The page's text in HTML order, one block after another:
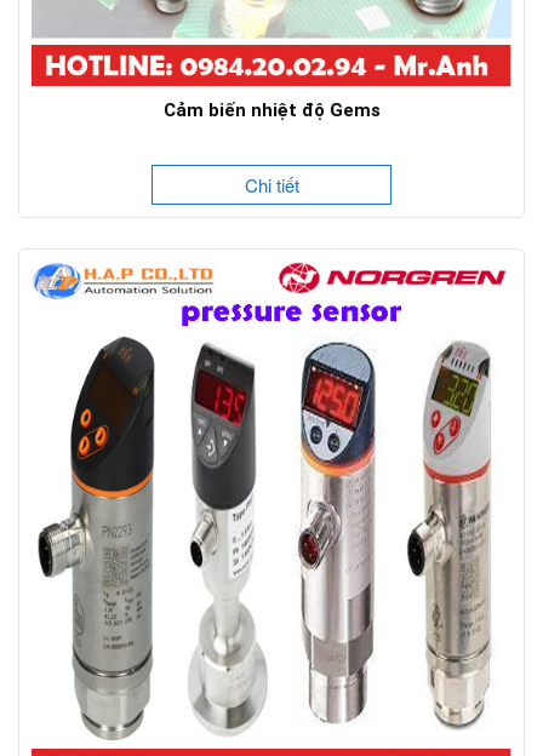
Cảm biến nhiệt độ Gems
Chi tiết